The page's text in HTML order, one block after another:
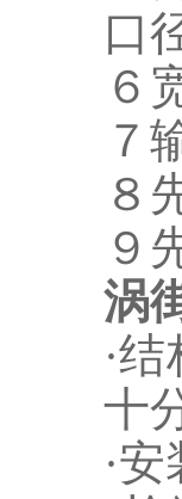
口
６
７
８
９
涡
·
十
·